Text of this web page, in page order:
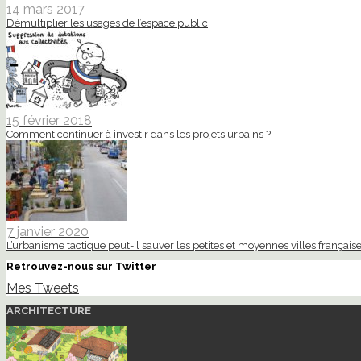
14 mars 2017
Démultiplier les usages de l’espace public
15 février 2018
Comment continuer à investir dans les projets urbains ?
7 janvier 2020
L’urbanisme tactique peut-il sauver les petites et moyennes villes
Retrouvez-nous sur Twitter
Mes Tweets
ARCHITECTURE